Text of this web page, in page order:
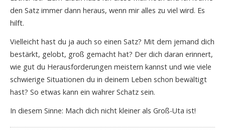
den Satz immer dann heraus, wenn mir alles zu viel wird. Es
hilft.
Vielleicht hast du ja auch so einen Satz? Mit dem jemand dich
bestärkt, gelobt, groß gemacht hat? Der dich daran erinnert,
wie gut du Herausforderungen meistern kannst und wie viele
schwierige Situationen du in deinem Leben schon bewältigt
hast? So etwas kann ein wahrer Schatz sein.
In diesem Sinne: Mach dich nicht kleiner als Groß-Uta ist!